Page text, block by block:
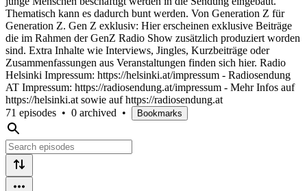
Thematisch kann es dadurch bunt werden. Von Generation Z für
Generation Z. Gen Z exklusiv: Hier erscheinen exklusive Beiträge
die im Rahmen der GenZ Radio Show zusätzlich produziert worden
sind. Extra Inhalte wie Interviews, Jingles, Kurzbeiträge oder
Zusammenfassungen aus Veranstaltungen finden sich hier. Radio
Helsinki Impressum: https://helsinki.at/impressum - Radiosendung
AT Impressum: https://radiosendung.at/impressum - Mehr Infos auf
https://helsinki.at sowie auf https://radiosendung.at
71 episodes • 0 archived • Bookmarks